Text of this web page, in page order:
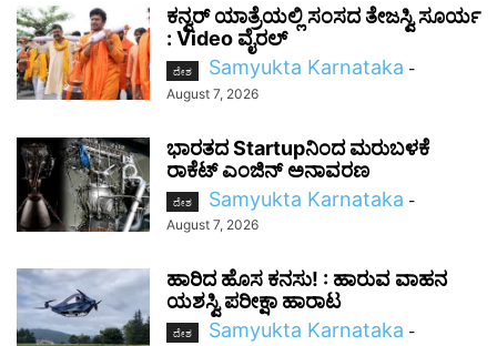
ಕನ್ವರ್ ಯಾತ್ರೆಯಲ್ಲಿ ಸಂಸದ ತೇಜಸ್ವಿ ಸೂರ್ಯ
: Video ವೈರಲ್‌
ದೇಶ Samyukta Karnataka -
August 7, 2026
ಭಾರತದ Startupನಿಂದ ಮರುಬಳಕೆ
ರಾಕೆಟ್ ಎಂಜಿನ್ ಅನಾವರಣ
ದೇಶ Samyukta Karnataka -
August 7, 2026
ಹಾರಿದ ಹೊಸ ಕನಸು! : ಹಾರುವ ವಾಹನ
ಯಶಸ್ವಿ ಪರೀಕ್ಷಾ ಹಾರಾಟ
ದೇಶ Samyukta Karnataka -